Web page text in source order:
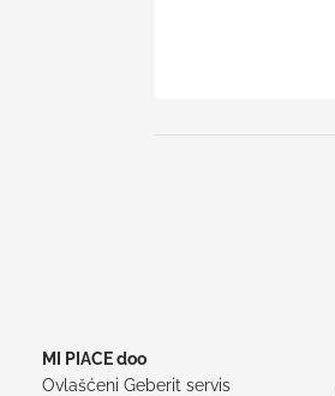
MI PIACE doo
Ovlašćeni Geberit servis